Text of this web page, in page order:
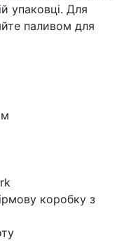
упаковці. Для
паливом для
коробку з